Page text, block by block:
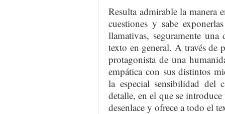
Resulta admirable la manera
cuestiones y sabe
llamativas, seguramente
texto en general. A través de
protagonista de una
empática con sus distintos
la especial sensibilidad del
detalle, en el que se
desenlace y ofrece a todo el